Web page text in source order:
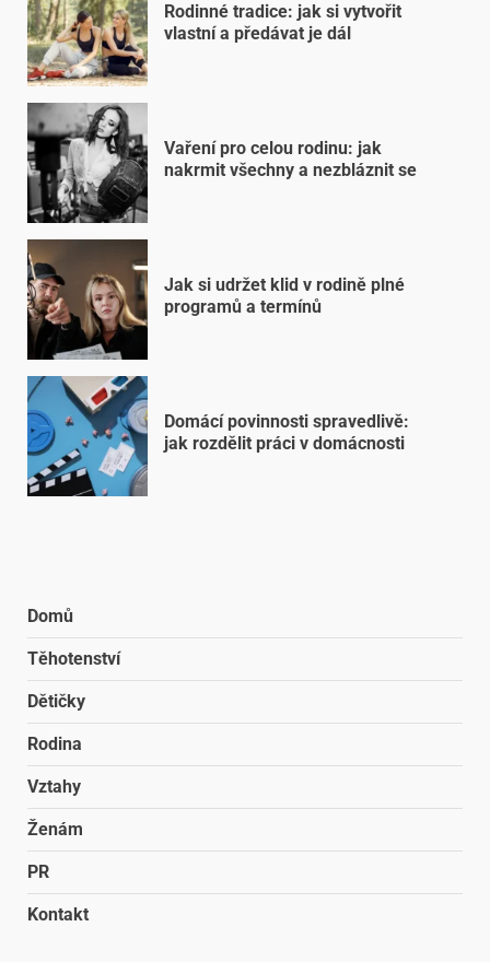
Rodinné tradice: jak si vytvořit
vlastní a předávat je dál
Vaření pro celou rodinu: jak
nakrmit všechny a nezbláznit se
Jak si udržet klid v rodině plné
programů a termínů
Domácí povinnosti spravedlivě:
jak rozdělit práci v domácnosti
Domů
Těhotenství
Dětičky
Rodina
Vztahy
Ženám
PR
Kontakt